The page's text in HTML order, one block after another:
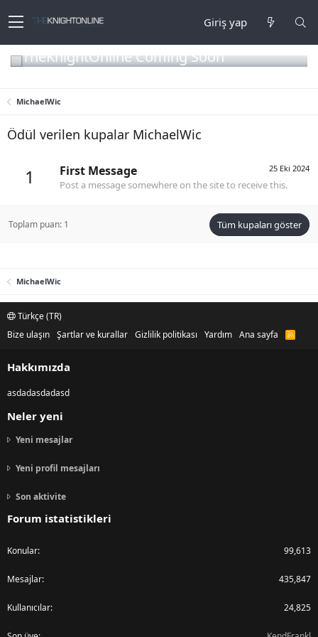
Giriş yap
TheKnightOnline Coming Soon
MichaelWic
Ödül verilen kupalar MichaelWic
1 25 Eki 2024
First Message
Post a message somewhere on the site to receive this.
Toplam puan: 1 Tüm kupaları göster
MichaelWic
Türkçe (TR)
Bize ulaşın Şartlar ve kurallar Gizlilik politikası Yardım Ana sayfa
R
Hakkımızda
asdadasdadasd
Neler yeni
Yeni mesajlar
Yeni profil mesajları
Son aktivite
Forum istatistikleri
Konular 99,613
Mesajlar 435,847
Kullanıcılar 24,825